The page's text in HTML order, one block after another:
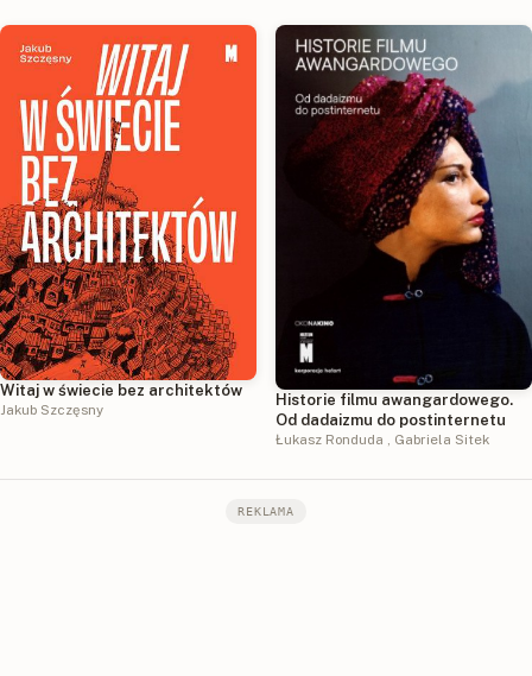
Witaj w świecie bez architektów
Jakub Szczęsny
Historie filmu awangardowego.
Od dadaizmu do postinternetu
Łukasz Ronduda , Gabriela Sitek
REKLAMA